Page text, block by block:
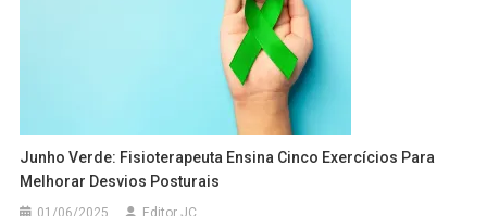
Junho Verde: Fisioterapeuta Ensina Cinco Exercícios Para
Melhorar Desvios Posturais
01/06/2025 Editor JC